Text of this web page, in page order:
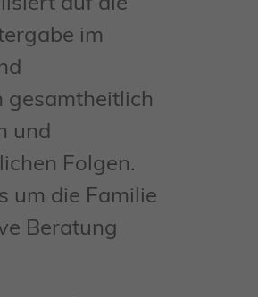
auf die
im
gesamtheitlich
und
Folgen.
um die Familie
Beratung